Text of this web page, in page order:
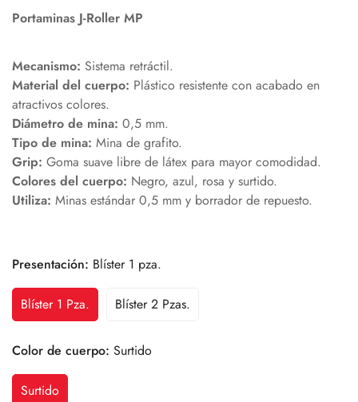
Portaminas J-Roller MP
Mecanismo: Sistema retráctil.
Material del cuerpo: Plástico resistente con acabado en
atractivos colores.
Diámetro de mina: 0,5 mm.
Tipo de mina: Mina de grafito.
Grip: Goma suave libre de látex para mayor comodidad.
Colores del cuerpo: Negro, azul, rosa y surtido.
Utiliza: Minas estándar 0,5 mm y borrador de repuesto.
Presentación: Blíster 1 pza.
Blíster 1 Pza. Blíster 2 Pzas.
Color de cuerpo: Surtido
Surtido